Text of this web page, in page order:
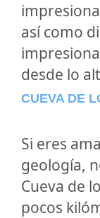
así como
desde lo
CUEVA DE
Si eres
geología,
Cueva de
pocos